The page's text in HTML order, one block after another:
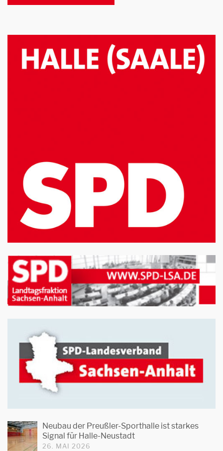
Neubau der Preußler-Sporthalle ist starkes
Signal für Halle-Neustadt
26. MAI 2026